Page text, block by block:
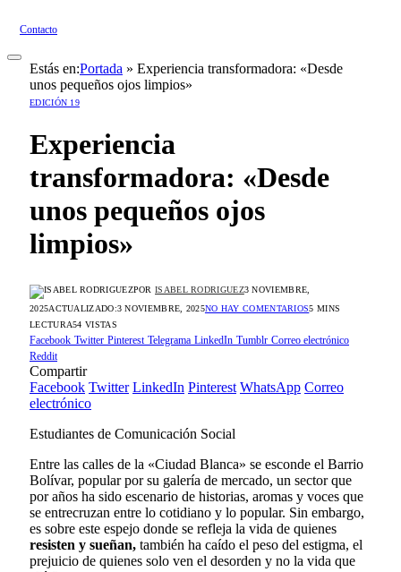
Contacto
Estás en:Portada » Experiencia transformadora: «Desde
unos pequeños ojos limpios»
EDICIÓN 19
Experiencia
transformadora: «Desde
unos pequeños ojos
limpios»
POR ISABEL RODRIGUEZ3 NOVIEMBRE,
2025ACTUALIZADO:3 NOVIEMBRE, 2025NO HAY COMENTARIOS5 MINS
LECTURA54VISTAS
Facebook Twitter Pinterest Telegrama LinkedIn Tumblr Correo electrónico
Reddit
Compartir
Facebook Twitter LinkedIn Pinterest WhatsApp Correo
electrónico
Estudiantes de Comunicación Social
Entre las calles de la «Ciudad Blanca» se esconde el Barrio
Bolívar, popular por su galería de mercado, un sector que
por años ha sido escenario de historias, aromas y voces que
se entrecruzan entre lo cotidiano y lo popular. Sin embargo,
es sobre este espejo donde se refleja la vida de quienes
resisten y sueñan, también ha caído el peso del estigma, el
prejuicio de quienes solo ven el desorden y no la vida que